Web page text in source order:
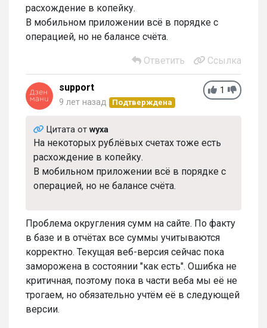
расхождение в копейку.
В мобильном приложении всё в порядке с
операцией, но не балансе счёта.
Ответить Ссылка
1
support
9 лет назад Подтверждена
Цитата от wyxa
На некоторых рублёвых счетах тоже есть
расхождение в копейку.
В мобильном приложении всё в порядке с
операцией, но не балансе счёта.
Проблема округления сумм на сайте. По факту
в базе и в отчётах все суммы учитываются
корректно. Текущая веб-версия сейчас пока
заморожена в состоянии "как есть". Ошибка не
критичная, поэтому пока в части веба мы её не
трогаем, но обязательно учтём её в следующей
версии.